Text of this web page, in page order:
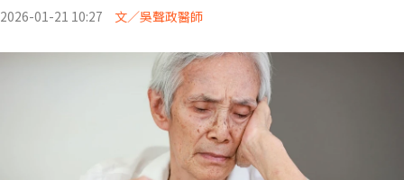
2026-01-21 10:27 文／吳聲政醫師